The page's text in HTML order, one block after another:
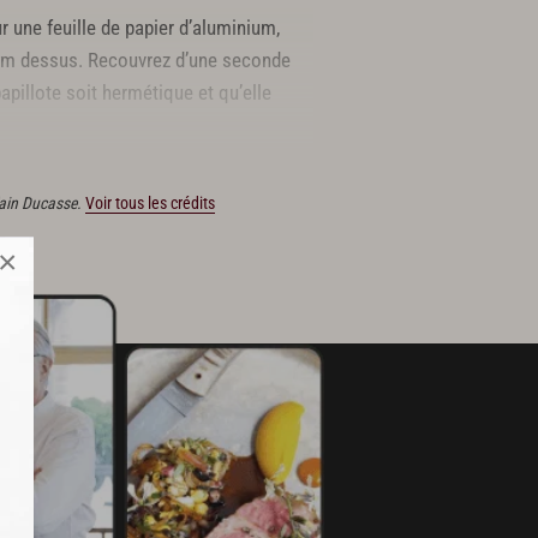
×
feuille de papier d’aluminium,
dessus. Recouvrez d’une seconde
soit hermétique et qu’elle
Ducasse. Voir tous les crédits